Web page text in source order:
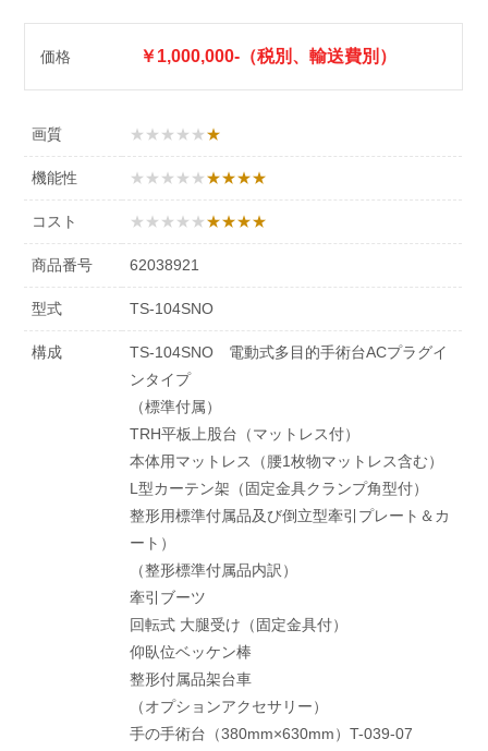
お問い合わせ
価格 ￥1,000,000-（税別、輸送費別）
画質 ★★★★★
機能性 ★★★★★
コスト ★★★★★
商品番号 62038921
型式 TS-104SNO
構成
TS-104SNO 電動式多目的手術台ACプラグイ
ンタイプ
（標準付属）
TRH平板上股台（マットレス付）
本体用マットレス（腰1枚物マットレス含む）
L型カーテン架（固定金具クランプ角型付）
整形用標準付属品及び倒立型牽引プレート＆カ
ート）
（整形標準付属品内訳）
牽引ブーツ
回転式 大腿受け（固定金具付）
仰臥位ベッケン棒
整形付属品架台車
（オプションアクセサリー）
手の手術台（380mm×630mm）T-039-07